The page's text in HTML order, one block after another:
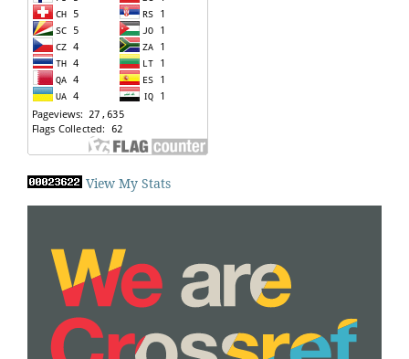
View My Stats